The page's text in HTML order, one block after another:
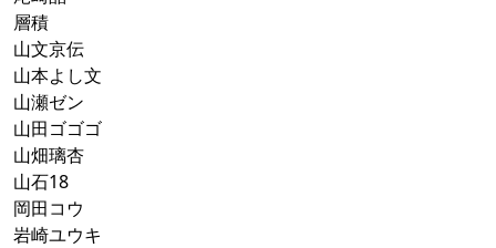
層積
山文京伝
山本よし文
山瀬ゼン
山田ゴゴゴ
山畑璃杏
山石18
岡田コウ
岩崎ユウキ